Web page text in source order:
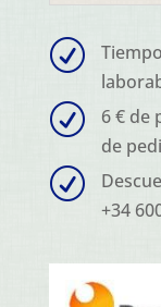
R
R
6 € de
de
R
+34